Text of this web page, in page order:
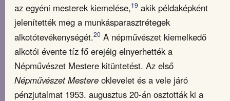
az egyéni mesterek kiemelése,19 akik példaképként
jelenítették meg a munkásparasztrétegek
alkotótevékenységét.20 A népművészet kiemelkedő
alkotói évente tíz fő erejéig elnyerhették a
Népművészet Mestere kitüntetést. Az első
Népművészet Mestere oklevelet és a vele járó
pénzjutalmat 1953. augusztus 20-án osztották ki a